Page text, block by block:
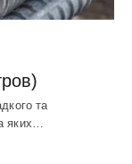
та
яких…